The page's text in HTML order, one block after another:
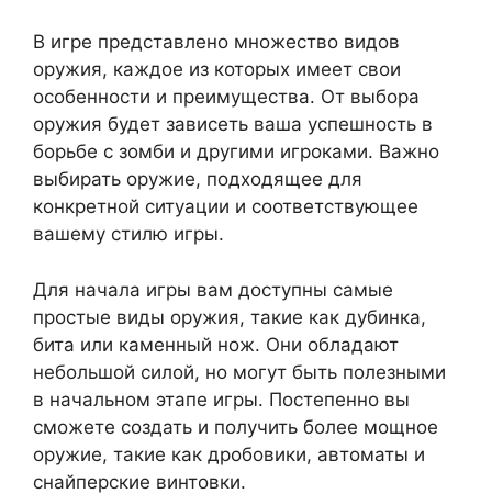
В игре представлено множество видов
оружия, каждое из которых имеет свои
особенности и преимущества. От выбора
оружия будет зависеть ваша успешность в
борьбе с зомби и другими игроками. Важно
выбирать оружие, подходящее для
конкретной ситуации и соответствующее
вашему стилю игры.
Для начала игры вам доступны самые
простые виды оружия, такие как дубинка,
бита или каменный нож. Они обладают
небольшой силой, но могут быть полезными
в начальном этапе игры. Постепенно вы
сможете создать и получить более мощное
оружие, такие как дробовики, автоматы и
снайперские винтовки.